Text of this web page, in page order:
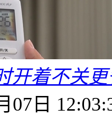
开着不关
07日